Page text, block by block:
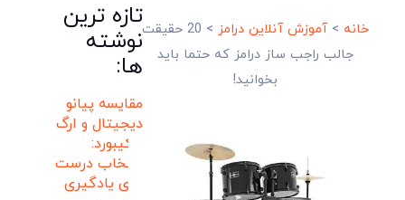
خانه >آموزش آنلاین درامز>
20 حقیقت
جالب راجب ساز درامز که حتما باید
بخوانید!
تازه ترین
نوشته
ها:
مقایسه پیانو
دیجیتال و ارگ
و کیبورد:
انتخاب درست
برای یادگیری